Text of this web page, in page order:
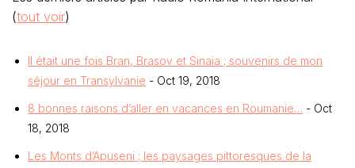
(tout voir)
Il était une fois Bran, Brasov et Sinaia ; souvenirs de mon
séjour en Transylvanie - Oct 19, 2018
8 bonnes raisons d’aller en vacances en Roumanie… - Oct
18, 2018
Les Monts d’Apuseni ; les paysages pittoresques de la